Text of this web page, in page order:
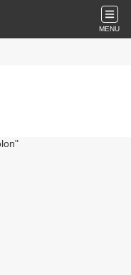
MENU